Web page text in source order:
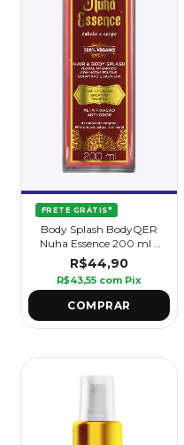
FRETE GRÁTIS*
Body Splash BodyQER
Nuha Essence 200 ml -
Griffus
R$44,90
R$43,55 com Pix